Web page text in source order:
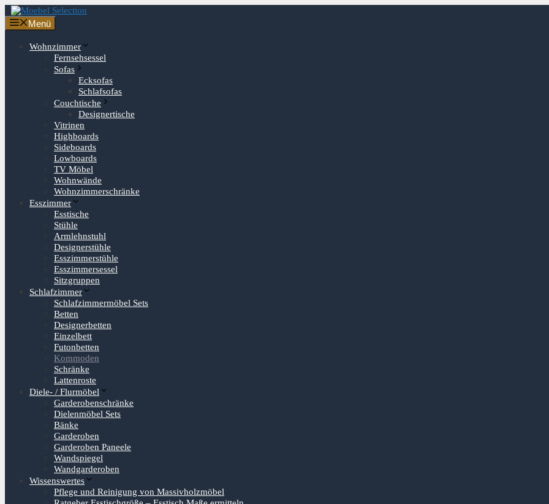
Zum
Inhalt
springen
Menü
Wohnzimmer
Fernsehsessel
Sofas
Ecksofas
Schlafsofas
Couchtische
Designertische
Vitrinen
Highboards
Sideboards
Lowboards
TV Möbel
Wohnwände
Wohnzimmerschränke
Esszimmer
Esstische
Stühle
Armlehnstuhl
Designerstühle
Esszimmerstühle
Esszimmersessel
Sitzgruppen
Schlafzimmer
Schlafzimmermöbel Sets
Betten
Designerbetten
Einzelbett
Futonbetten
Kommoden
Schränke
Lattenroste
Diele- / Flurmöbel
Garderobenschränke
Dielenmöbel Sets
Bänke
Garderoben
Garderoben Paneele
Wandspiegel
Wandgarderoben
Wissenswertes
Pflege und Reinigung von Massivholzmöbel